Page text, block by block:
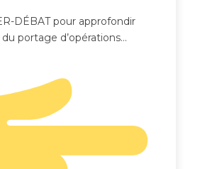
DÉBAT pour approfondir
portage d’opérations…